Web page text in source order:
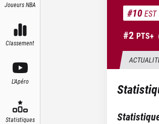
Joueurs NBA
Classement
L'Apéro
Statistiques
#10EST
#2 PTS+